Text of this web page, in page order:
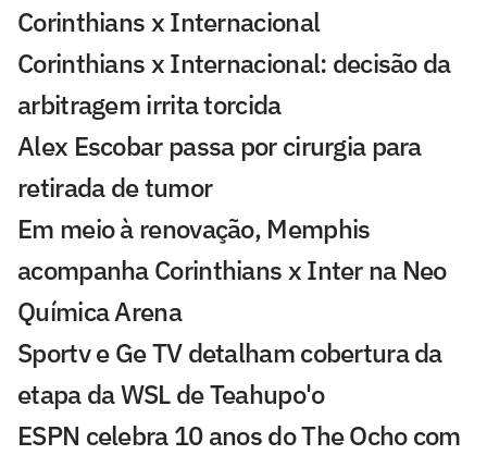
Corinthians x Internacional
Corinthians x Internacional: decisão da
arbitragem irrita torcida
Alex Escobar passa por cirurgia para
retirada de tumor
Em meio à renovação, Memphis
acompanha Corinthians x Inter na Neo
Química Arena
Sportv e Ge TV detalham cobertura da
etapa da WSL de Teahupo'o
ESPN celebra 10 anos do The Ocho com